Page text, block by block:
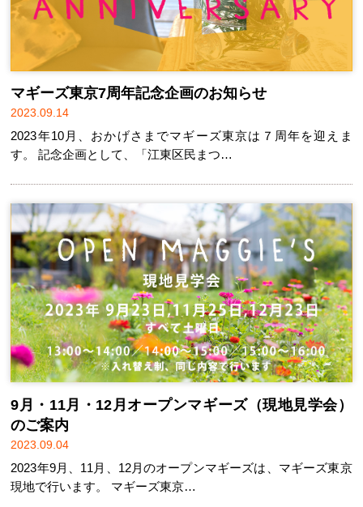
マギーズ東京7周年記念企画のお知らせ
2023.09.14
2023年10月、おかげさまでマギーズ東京は７周年を迎えま
す。 記念企画として、「江東区民まつ…
9月・11月・12月オープンマギーズ（現地見学会）
のご案内
2023.09.04
2023年9月、11月、12月のオープンマギーズは、マギーズ東京
現地で行います。 マギーズ東京…